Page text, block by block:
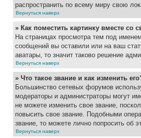
распространить по всему миру свою
Вернуться наверх
» Как поместить картинку вместе со
На страницах просмотра тем под
сообщений вы оставили или на ваш
аватары, то значит таково решение
Вернуться наверх
» Что такое звание и как изменить
Большинство сетевых форумов
модераторы и администраторы могут
не можете изменить свое звание,
повысить свое звание. Подобными
звание, то можете лично попросить об
Вернуться наверх